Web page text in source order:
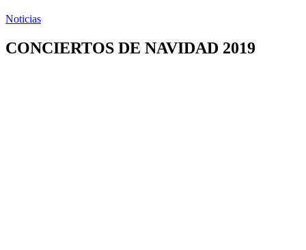
Noticias
CONCIERTOS DE NAVIDAD 2019